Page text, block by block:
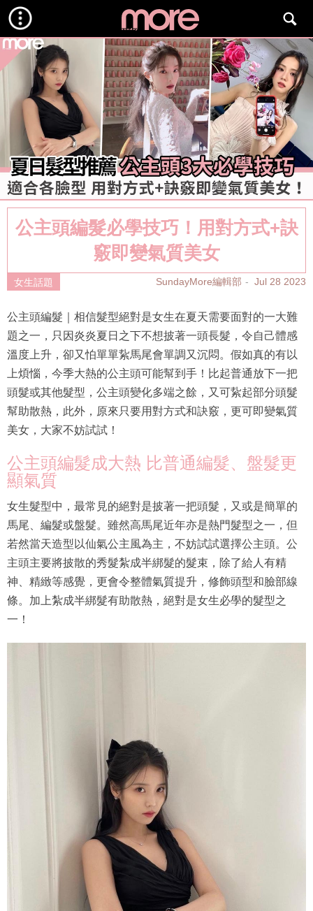
公主頭編髮必學技巧！用對方式+訣
竅即變氣質美女
女生話題 SundayMore編輯部 Jul 28 2023
公主頭編髮｜相信髮型絕對是女生在夏天需要面對的一大難
題之一，只因炎炎夏日之下不想披著一頭長髮，令自己體感
溫度上升，卻又怕單單紥馬尾會單調又沉悶。假如真的有以
上煩惱，今季大熱的公主頭可能幫到手！比起普通放下一把
頭髮或其他髮型，公主頭變化多端之餘，又可紥起部分頭髮
幫助散熱，此外，原來只要用對方式和訣竅，更可即變氣質
美女，大家不妨試試！
公主頭編髮成大熱 比普通編髮、盤髮更
顯氣質
女生髮型中，最常見的絕對是披著一把頭髮，又或是簡單的
馬尾、編髮或盤髮。雖然高馬尾近年亦是熱門髮型之一，但
若然當天造型以仙氣公主風為主，不妨試試選擇公主頭。公
主頭主要將披散的秀髮紮成半綁髮的髮束，除了給人有精
神、精緻等感覺，更會令整體氣質提升，修飾頭型和臉部線
條。加上紮成半綁髮有助散熱，絕對是女生必學的髮型之
一！